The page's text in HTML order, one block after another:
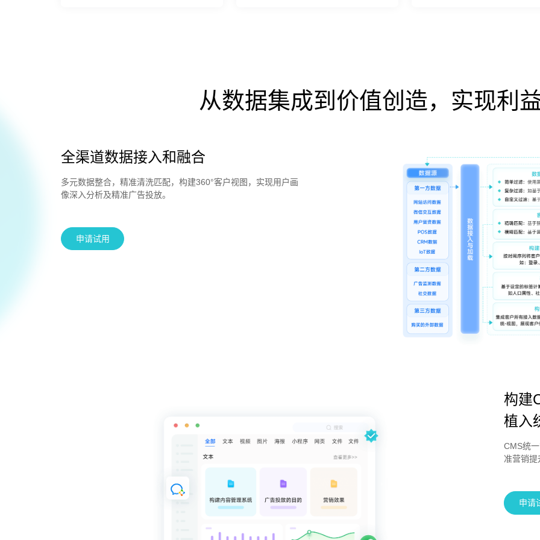
从数据集成到价值创造，实现利
全渠道数据接入和融合
多元数据整合，精准清洗匹配，构建360°客户视图，实现用户画
像深入分析及精准广告投放。
申请试用
构建
植入
CMS统
准营销
申请